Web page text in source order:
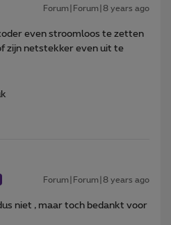
Forum|Forum|8 years ago
even stroomloos te zetten
zijn netstekker even uit te
Forum|Forum|8 years ago
niet , maar toch bedankt voor